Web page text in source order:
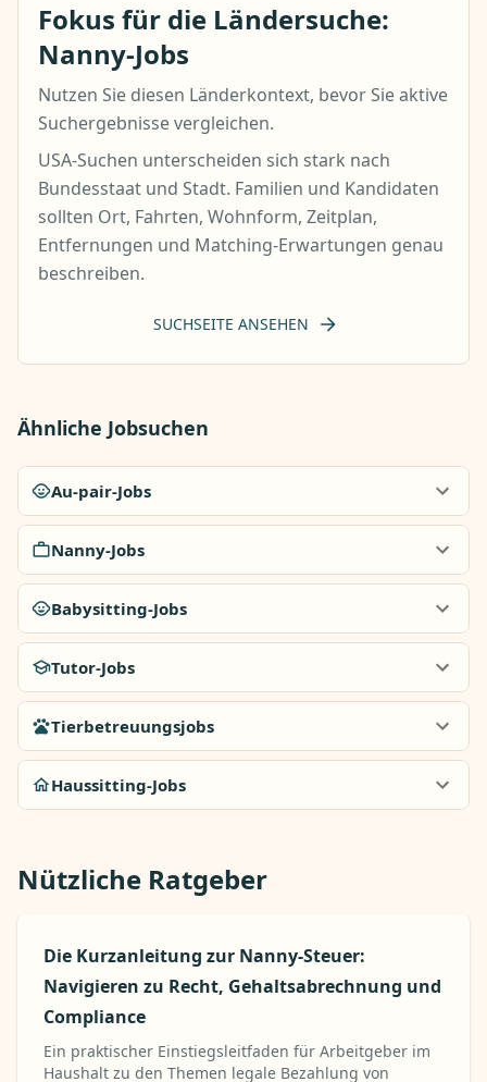
Fokus für die Ländersuche:
Nanny-Jobs
Nutzen Sie diesen Länderkontext, bevor Sie aktive
Suchergebnisse vergleichen.
USA-Suchen unterscheiden sich stark nach
Bundesstaat und Stadt. Familien und Kandidaten
sollten Ort, Fahrten, Wohnform, Zeitplan,
Entfernungen und Matching-Erwartungen genau
beschreiben.
SUCHSEITE ANSEHEN
Ähnliche Jobsuchen
Au-pair-Jobs
Nanny-Jobs
Babysitting-Jobs
Tutor-Jobs
Tierbetreuungsjobs
Haussitting-Jobs
Nützliche Ratgeber
Die Kurzanleitung zur Nanny-Steuer:
Navigieren zu Recht, Gehaltsabrechnung und
Compliance
Ein praktischer Einstiegsleitfaden für Arbeitgeber im
Haushalt zu den Themen legale Bezahlung von